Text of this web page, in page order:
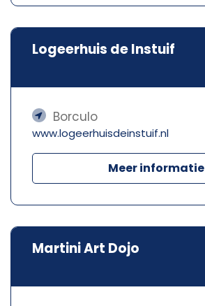
Logeerhuis de Instuif
Borculo
www.logeerhuisdeinstuif.nl
Meer informatie
Martini Art Dojo